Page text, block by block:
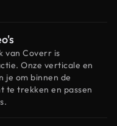
van Coverr is
Onze verticale en
je om binnen de
te trekken en passen